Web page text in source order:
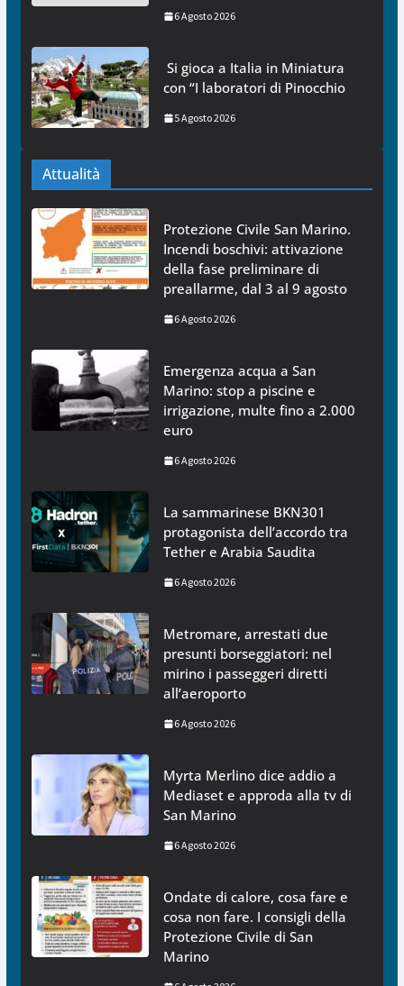
6 Agosto 2026
Si gioca a Italia in Miniatura
con “I laboratori di Pinocchio
5 Agosto 2026
Attualità
Protezione Civile San Marino.
Incendi boschivi: attivazione
della fase preliminare di
preallarme, dal 3 al 9 agosto
6 Agosto 2026
Emergenza acqua a San
Marino: stop a piscine e
irrigazione, multe fino a 2.000
euro
6 Agosto 2026
La sammarinese BKN301
protagonista dell’accordo tra
Tether e Arabia Saudita
6 Agosto 2026
Metromare, arrestati due
presunti borseggiatori: nel
mirino i passeggeri diretti
all’aeroporto
6 Agosto 2026
Myrta Merlino dice addio a
Mediaset e approda alla tv di
San Marino
6 Agosto 2026
Ondate di calore, cosa fare e
cosa non fare. I consigli della
Protezione Civile di San
Marino